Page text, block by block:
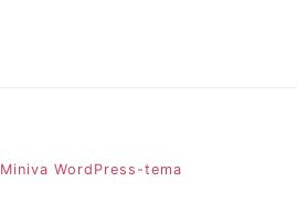
Miniva WordPress-tema